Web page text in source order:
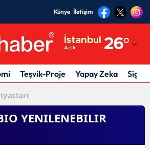
Künye İletişim
İstanbul
Açık 26°
Adıyaman
Afyonkarahisar
Amasya
Teşvik-Proje Yapay Zeka
YENILENEBILIR